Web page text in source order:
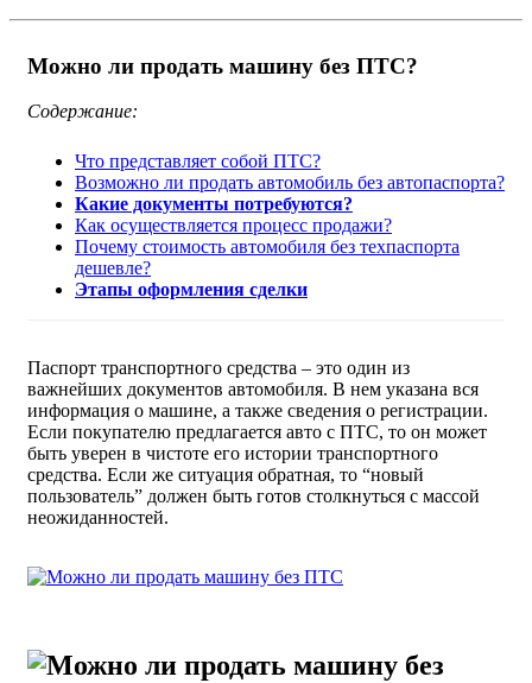
Можно ли продать машину без ПТС?
Содержание:
Что представляет собой ПТС?
Возможно ли продать автомобиль без автопаспорта?
Какие документы потребуются?
Как осуществляется процесс продажи?
Почему стоимость автомобиля без техпаспорта
дешевле?
Этапы оформления сделки
Паспорт транспортного средства – это один из
важнейших документов автомобиля. В нем указана вся
информация о машине, а также сведения о регистрации.
Если покупателю предлагается авто с ПТС, то он может
быть уверен в чистоте его истории транспортного
средства. Если же ситуация обратная, то “новый
пользователь” должен быть готов столкнуться с массой
неожиданностей.